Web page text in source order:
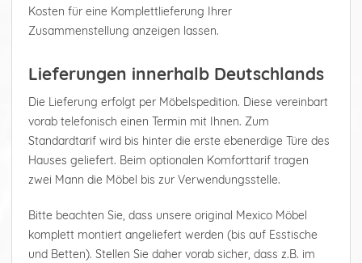
Kosten für eine Komplettlieferung Ihrer
Zusammenstellung anzeigen lassen.
Lieferungen innerhalb Deutschlands
Die Lieferung erfolgt per Möbelspedition. Diese vereinbart
vorab telefonisch einen Termin mit Ihnen. Zum
Standardtarif wird bis hinter die erste ebenerdige Türe des
Hauses geliefert. Beim optionalen Komforttarif tragen
zwei Mann die Möbel bis zur Verwendungsstelle.
Bitte beachten Sie, dass unsere original Mexico Möbel
komplett montiert angeliefert werden (bis auf Esstische
und Betten). Stellen Sie daher vorab sicher, dass z.B. im